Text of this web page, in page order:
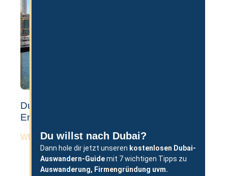
Dubai Wohnung Kaufen: Ablauf, Tipps &
Erfahrungen
WEITERLESEN »
Du willst nach Dubai?
Dann hole dir jetzt unseren kostenlosen Dubai-
Auswandern-Guidemit 7 wichtigen Tipps zu
Auswanderung, Firmengründung uvm.